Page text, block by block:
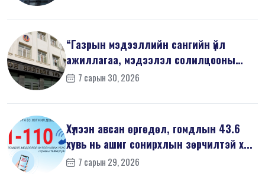
“Газрын мэдээллийн сангийн үйл
ажиллагаа, мэдээлэл солилцооны
журам”-...
7 сарын 30, 2026
Хүлээн авсан өргөдөл, гомдлын 43.6
хувь нь ашиг сонирхлын зөрчилтэй х...
7 сарын 29, 2026